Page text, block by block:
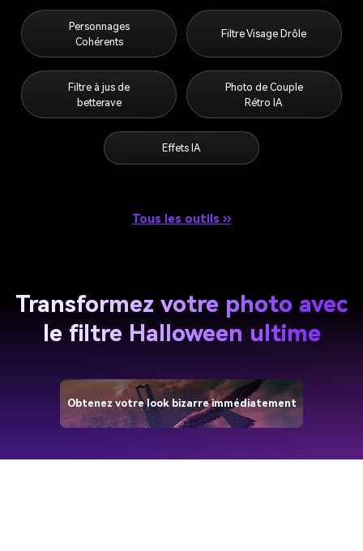
Personnages
Cohérents
Filtre Visage Drôle
Filtre à jus de
betterave
Photo de Couple
Rétro IA
Effets IA
Tous les outils ››
Transformez votre photo avec
le filtre Halloween ultime
Obtenez votre look bizarre immédiatement